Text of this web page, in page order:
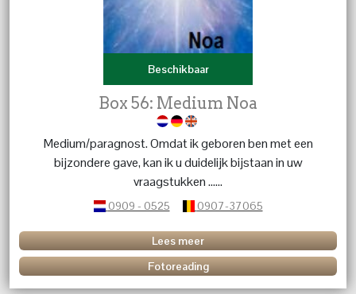
Beschikbaar
Box 56: Medium Noa
Medium/paragnost. Omdat ik geboren ben met een
bijzondere gave, kan ik u duidelijk bijstaan in uw
vraagstukken ......
0909 - 0525 0907-37065
Lees meer
Fotoreading